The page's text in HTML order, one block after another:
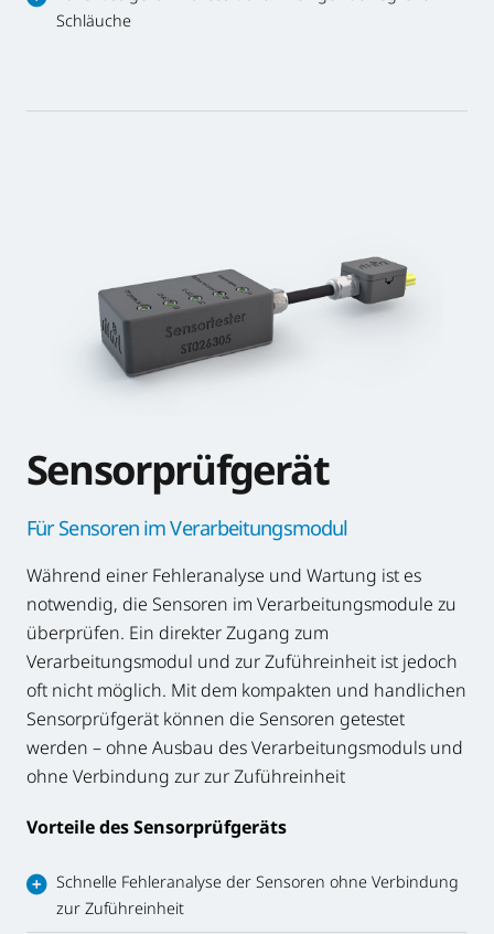
Schläuche
Sensorprüfgerät
Für Sensoren im Verarbeitungsmodul
Während einer Fehleranalyse und Wartung ist es
notwendig, die Sensoren im Verarbeitungsmodule zu
überprüfen. Ein direkter Zugang zum
Verarbeitungsmodul und zur Zuführeinheit ist jedoch
oft nicht möglich. Mit dem kompakten und handlichen
Sensorprüfgerät können die Sensoren getestet
werden – ohne Ausbau des Verarbeitungsmoduls und
ohne Verbindung zur zur Zuführeinheit
Vorteile des Sensorprüfgeräts
Schnelle Fehleranalyse der Sensoren ohne Verbindung
zur Zuführeinheit